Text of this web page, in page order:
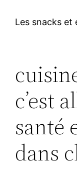
Les snacks et
c’est
santé
dans